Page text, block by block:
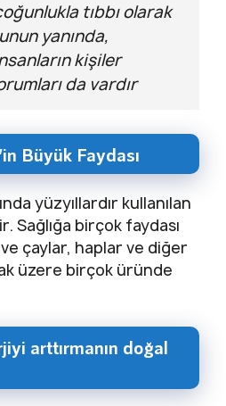
tıbbı olarak
yanında,
kişiler
da vardır
Büyük Faydası
yüzyıllardır kullanılan
Sağlığa birçok faydası
çaylar, haplar ve diğer
üzere birçok üründe
arttırmanın doğal